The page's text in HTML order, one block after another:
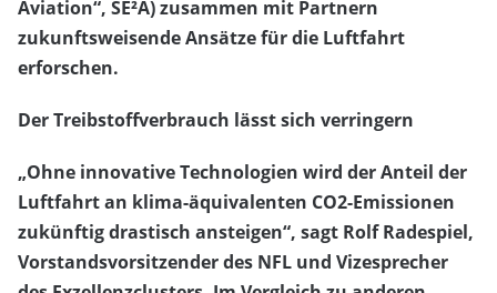
Aviation“, SE²A) zusammen mit Partnern
zukunftsweisende Ansätze für die Luftfahrt
erforschen.
Der Treibstoffverbrauch lässt sich verringern
„Ohne innovative Technologien wird der Anteil der
Luftfahrt an klima-äquivalenten CO2-Emissionen
zukünftig drastisch ansteigen“, sagt Rolf Radespiel,
Vorstandsvorsitzender des NFL und Vizesprecher